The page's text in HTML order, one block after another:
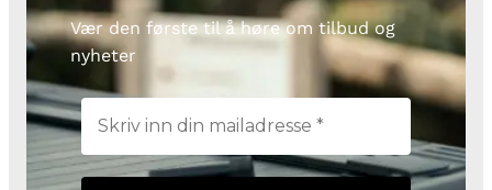
Vær den første til å høre om tilbud og
nyheter